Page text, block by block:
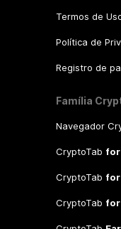
Termos de
Política de
Registro de
Família
Navegador
CryptoTab
CryptoTab
CryptoTab